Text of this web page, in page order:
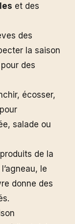
et des
des
la saison
des
écosser,
salade ou
de la
le
donne des